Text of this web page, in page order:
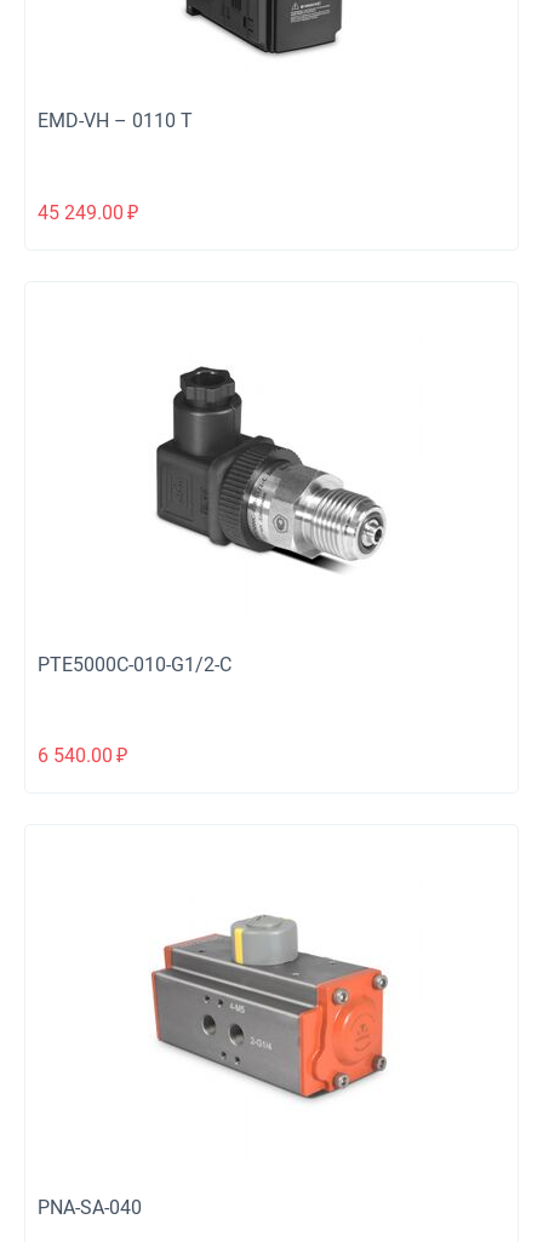
EMD-VH – 0110 T
45 249.00 ₽
PTE5000C-010-G1/2-C
6 540.00 ₽
PNA-SA-040